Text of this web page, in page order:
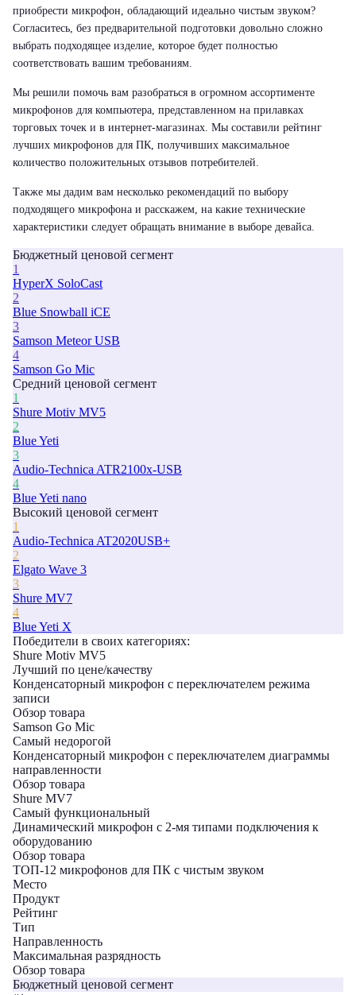
приобрести микрофон, обладающий идеально чистым звуком?
Согласитесь, без предварительной подготовки довольно сложно
выбрать подходящее изделие, которое будет полностью
соответствовать вашим требованиям.
Мы решили помочь вам разобраться в огромном ассортименте
микрофонов для компьютера, представленном на прилавках
торговых точек и в интернет-магазинах. Мы составили рейтинг
лучших микрофонов для ПК, получивших максимальное
количество положительных отзывов потребителей.
Также мы дадим вам несколько рекомендаций по выбору
подходящего микрофона и расскажем, на какие технические
характеристики следует обращать внимание в выборе девайса.
Бюджетный ценовой сегмент
1
HyperX SoloCast
2
Blue Snowball iCE
3
Samson Meteor USB
4
Samson Go Mic
Средний ценовой сегмент
1
Shure Motiv MV5
2
Blue Yeti
3
Audio-Technica ATR2100x-USB
4
Blue Yeti nano
Высокий ценовой сегмент
1
Audio-Technica AT2020USB+
2
Elgato Wave 3
3
Shure MV7
4
Blue Yeti X
Победители в cвоих категориях:
Shure Motiv MV5
Лучший по цене/качеству
Конденсаторный микрофон с переключателем режима
записи
Обзор товара
Samson Go Mic
Самый недорогой
Конденсаторный микрофон с переключателем диаграммы
направленности
Обзор товара
Shure MV7
Самый функциональный
Динамический микрофон с 2-мя типами подключения к
оборудованию
Обзор товара
ТОП-12 микрофонов для ПК с чистым звуком
Место
Продукт
Рейтинг
Тип
Направленность
Максимальная разрядность
Обзор товара
Бюджетный ценовой сегмент